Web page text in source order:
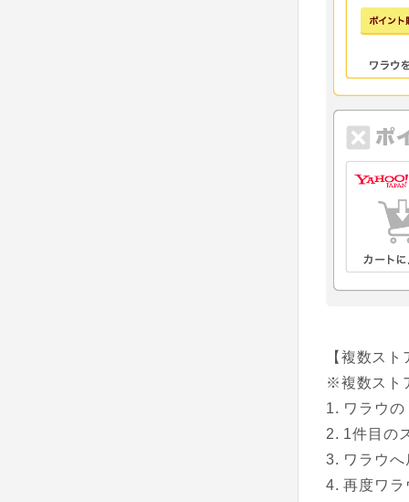
【複数ス
※複数スト
ワラウ
1件目の
ワラウへ
再度ワラ